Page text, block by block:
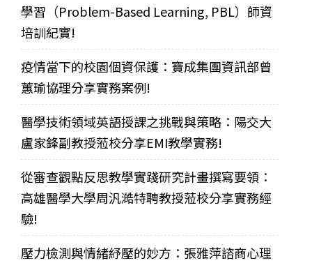
學習（Problem-Based Learning, PBL）師資
培訓紀實!
疫情當下的校園個資保護：寶成集團資訊部曾
蕙瑜協理分享實務案例!
醫學技術領域英語授課之挑戰與策略：陽交大
盧家鋒副教授蒞校分享EMI教學實務!
從審查觀點反思教學實踐研究計畫撰寫要領：
高雄醫學大學周汎澔特聘教授蒞校分享實務經
驗!
壓力檢測與情緒紓壓的妙方：張雅萍諮商心理